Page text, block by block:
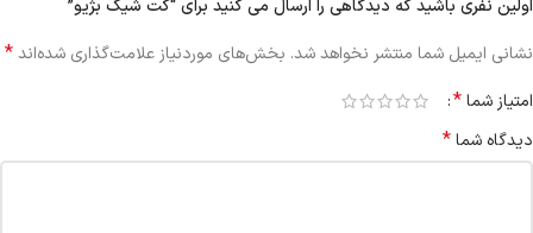
اولین نفری باشید که دیدگاهی را ارسال می کنید برای “کت شیک بژیو”
نشانی ایمیل شما منتشر نخواهد شد. بخش‌های موردنیاز علامت‌گذاری شده‌اند*
امتیاز شما*
دیدگاه شما*